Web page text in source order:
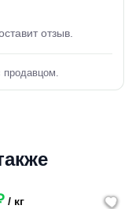
отзыв.
продавцом.
/ кг